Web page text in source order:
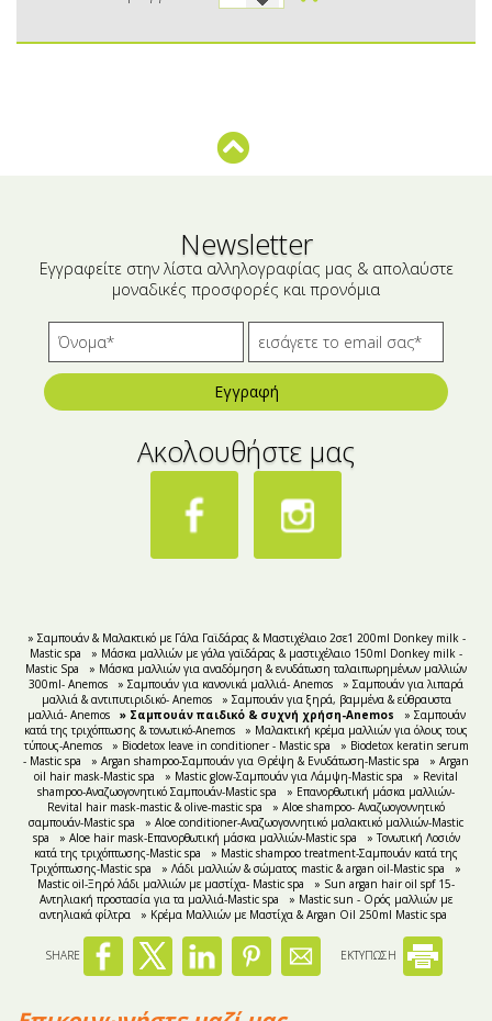
Κεραλοιφές
Μακιγιάζ
Αλμυρά snacks
Ροφήματα
Αλόη
Αλίπαστα Ψαρικά
Διάφορα
Έτοιμα Μείγματα
Newsletter
Εγγραφείτε στην λίστα αλληλογραφίας μας & απολαύστε
μοναδικές προσφορές και προνόμια
Εγγραφή
Ακολουθήστε μας
» Σαμπουάν & Μαλακτικό με Γάλα Γαϊδάρας & Μαστιχέλαιο 2σε1 200ml Donkey milk -
Mastic spa
» Μάσκα μαλλιών με γάλα γαϊδάρας & μαστιχέλαιο 150ml Donkey milk -
Mastic Spa
» Μάσκα μαλλιών για αναδόμηση & ενυδάτωση ταλαιπωρημένων μαλλιών
300ml- Anemos
» Σαμπουάν για κανονικά μαλλιά- Anemos
» Σαμπουάν για λιπαρά
μαλλιά & αντιπυτιριδικό- Anemos
» Σαμπουάν για ξηρά, βαμμένα & εύθραυστα
μαλλιά- Anemos
» Σαμπουάν παιδικό & συχνή χρήση-Anemos
» Σαμπουάν
κατά της τριχόπτωσης & τονωτικό-Anemos
» Μαλακτική κρέμα μαλλιών για όλους τους
τύπους-Anemos
» Biodetox leave in conditioner - Mastic spa
» Biodetox keratin serum
- Mastic spa
» Argan shampoo-Σαμπουάν για Θρέψη & Ενυδάτωση-Mastic spa
» Argan
oil hair mask-Mastic spa
» Mastic glow-Σαμπουάν για Λάμψη-Mastic spa
» Revital
shampoo-Αναζωογονητικό Σαμπουάν-Mastic spa
» Επανορθωτική μάσκα μαλλιών-
Revital hair mask-mastic & olive-mastic spa
» Aloe shampoo- Αναζωογοννητικό
σαμπουάν-Mastic spa
» Aloe conditioner-Αναζωογοννητικό μαλακτικό μαλλιών-Mastic
spa
» Aloe hair mask-Επανορθωτική μάσκα μαλλιών-Mastic spa
» Τονωτική Λοσιόν
κατά της τριχόπτωσης-Mastic spa
» Mastic shampoo treatment-Σαμπουάν κατά της
Τριχόπτωσης-Mastic spa
» Λάδι μαλλιών & σώματος mastic & argan oil-Mastic spa
»
Mastic oil-Ξηρό λάδι μαλλιών με μαστίχα- Mastic spa
» Sun argan hair oil spf 15-
Αντηλιακή προστασία για τα μαλλιά-Mastic spa
» Mastic sun - Ορός μαλλιών με
αντηλιακά φίλτρα
» Κρέμα Μαλλιών με Μαστίχα & Argan Oil 250ml Mastic spa
SHARE ΕΚΤΥΠΩΣΗ